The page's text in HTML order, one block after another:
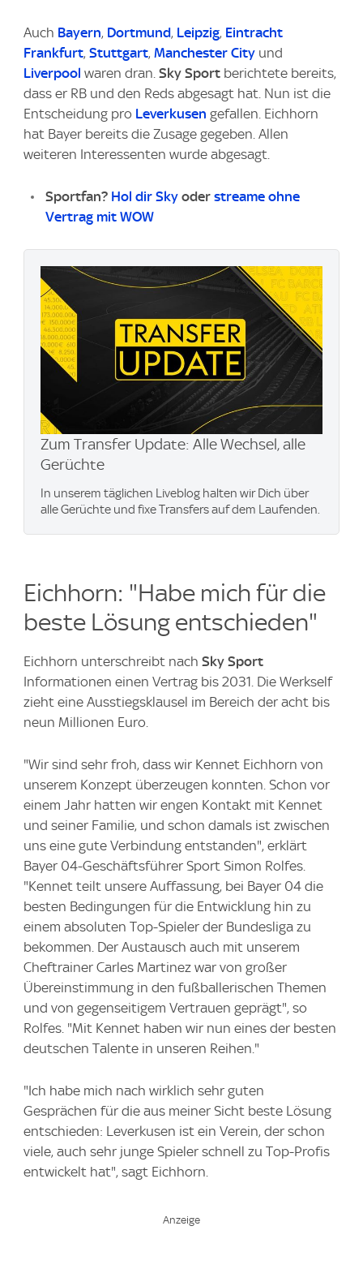
Auch Bayern, Dortmund, Leipzig, Eintracht
Frankfurt, Stuttgart, Manchester City und
Liverpool waren dran. Sky Sport berichtete bereits,
dass er RB und den Reds abgesagt hat. Nun ist die
Entscheidung pro Leverkusen gefallen. Eichhorn
hat Bayer bereits die Zusage gegeben. Allen
weiteren Interessenten wurde abgesagt.
Sportfan? Hol dir Sky oder streame ohne
Vertrag mit WOW
Zum Transfer Update: Alle Wechsel, alle
Gerüchte
In unserem täglichen Liveblog halten wir Dich über
alle Gerüchte und fixe Transfers auf dem Laufenden.
Eichhorn: "Habe mich für die
beste Lösung entschieden"
Eichhorn unterschreibt nach Sky Sport
Informationen einen Vertrag bis 2031. Die Werkself
zieht eine Ausstiegsklausel im Bereich der acht bis
neun Millionen Euro.
"Wir sind sehr froh, dass wir Kennet Eichhorn von
unserem Konzept überzeugen konnten. Schon vor
einem Jahr hatten wir engen Kontakt mit Kennet
und seiner Familie, und schon damals ist zwischen
uns eine gute Verbindung entstanden", erklärt
Bayer 04-Geschäftsführer Sport Simon Rolfes.
"Kennet teilt unsere Auffassung, bei Bayer 04 die
besten Bedingungen für die Entwicklung hin zu
einem absoluten Top-Spieler der Bundesliga zu
bekommen. Der Austausch auch mit unserem
Cheftrainer Carles Martinez war von großer
Übereinstimmung in den fußballerischen Themen
und von gegenseitigem Vertrauen geprägt", so
Rolfes. "Mit Kennet haben wir nun eines der besten
deutschen Talente in unseren Reihen."
"Ich habe mich nach wirklich sehr guten
Gesprächen für die aus meiner Sicht beste Lösung
entschieden: Leverkusen ist ein Verein, der schon
viele, auch sehr junge Spieler schnell zu Top-Profis
entwickelt hat", sagt Eichhorn.